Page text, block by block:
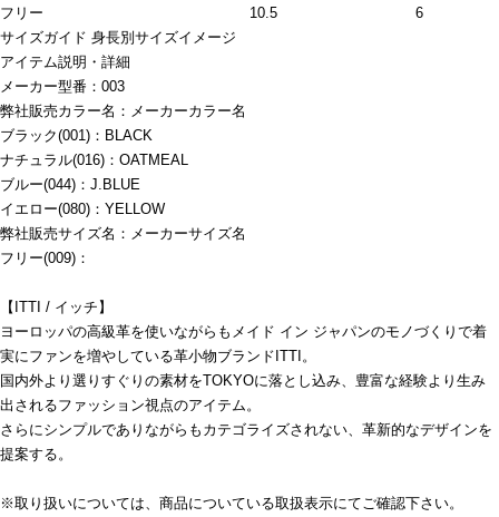
フリー
10.5
6
サイズガイド 身長別サイズイメージ
アイテム説明・詳細
メーカー型番：003
弊社販売カラー名：メーカーカラー名
ブラック(001)：BLACK
ナチュラル(016)：OATMEAL
ブルー(044)：J.BLUE
イエロー(080)：YELLOW
弊社販売サイズ名：メーカーサイズ名
フリー(009)：
【ITTI / イッチ】
ヨーロッパの高級革を使いながらもメイド イン ジャパンのモノづくりで着
実にファンを増やしている革小物ブランドITTI。
国内外より選りすぐりの素材をTOKYOに落とし込み、豊富な経験より生み
出されるファッション視点のアイテム。
さらにシンプルでありながらもカテゴライズされない、革新的なデザインを
提案する。
※取り扱いについては、商品についている取扱表示にてご確認下さい。